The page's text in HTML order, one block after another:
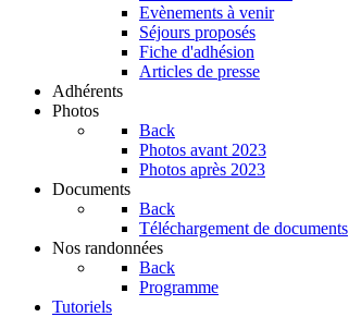
Evènements à venir
Séjours proposés
Fiche d'adhésion
Articles de presse
Adhérents
Photos
Back
Photos avant 2023
Photos après 2023
Documents
Back
Téléchargement de documents
Nos randonnées
Back
Programme
Tutoriels